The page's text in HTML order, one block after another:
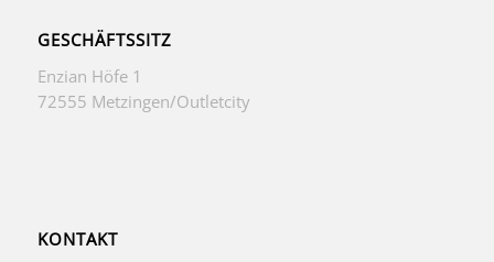
GESCHÄFTSSITZ
Enzian Höfe 1
72555 Metzingen/Outletcity
KONTAKT